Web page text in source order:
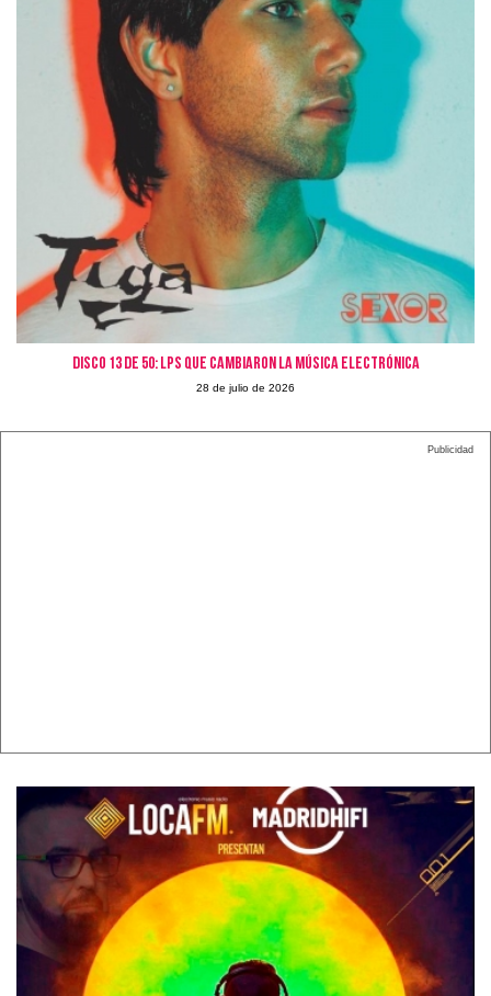
Disco 13 de 50: LPs que cambiaron la Música Electrónica
28 de julio de 2026
Publicidad